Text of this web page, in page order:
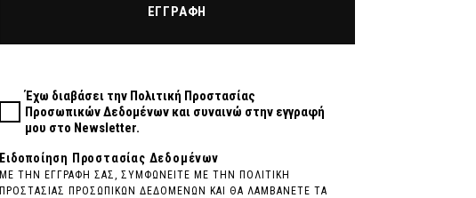
Έχω διαβάσει την Πολιτική Προστασίας
Προσωπικών Δεδομένων και συναινώ στην εγγραφή
μου στο Newsletter.
ΕΓΓΡΑΦΗ
Ειδοποίηση Προστασίας Δεδομένων
ΜΕ ΤΗΝ ΕΓΓΡΑΦΗ ΣΑΣ, ΣΥΜΦΩΝΕΙΤΕ ΜΕ ΤΗΝ ΠΟΛΙΤΙΚΗ
ΠΡΟΣΤΑΣΙΑΣ ΠΡΟΣΩΠΙΚΩΝ ΔΕΔΟΜΕΝΩΝ ΚΑΙ ΘΑ ΛΑΜΒΑΝΕΤΕ ΤΑ